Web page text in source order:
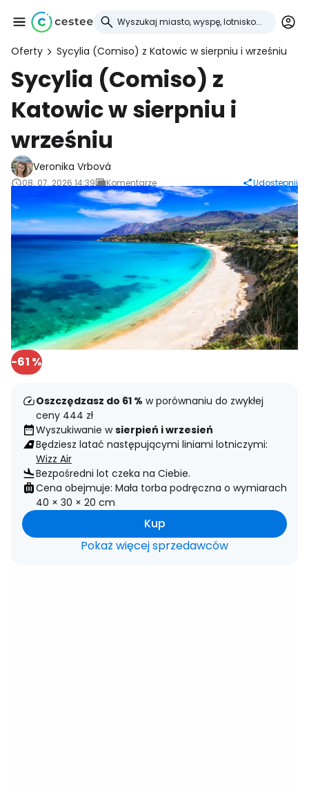
Oferty Sycylia (Comiso) z Katowic w sierpniu i wrześniu
Sycylia (Comiso) z
Katowic w sierpniu i
wrześniu
Veronika Vrbová
08. 07. 2026 14:39 Komentarze Udostępnij
-61 %
Oszczędzasz do 61 % w porównaniu do zwykłej
ceny 444 zł
Wyszukiwanie wsierpień i wrzesień
Będziesz latać następującymi liniami lotniczymi:
Wizz Air
Bezpośredni lot czeka na Ciebie.
Cena obejmuje: Mała torba podręczna o wymiarach
40 × 30 × 20 cm
Kup
Pokaż więcej sprzedawców
Zaloguj się do
Cestee
... światowej społeczności podróżniczej
Kontynuuj z Google
Kontynuuj z Facebookiem
Kontynuuj z e-mailem